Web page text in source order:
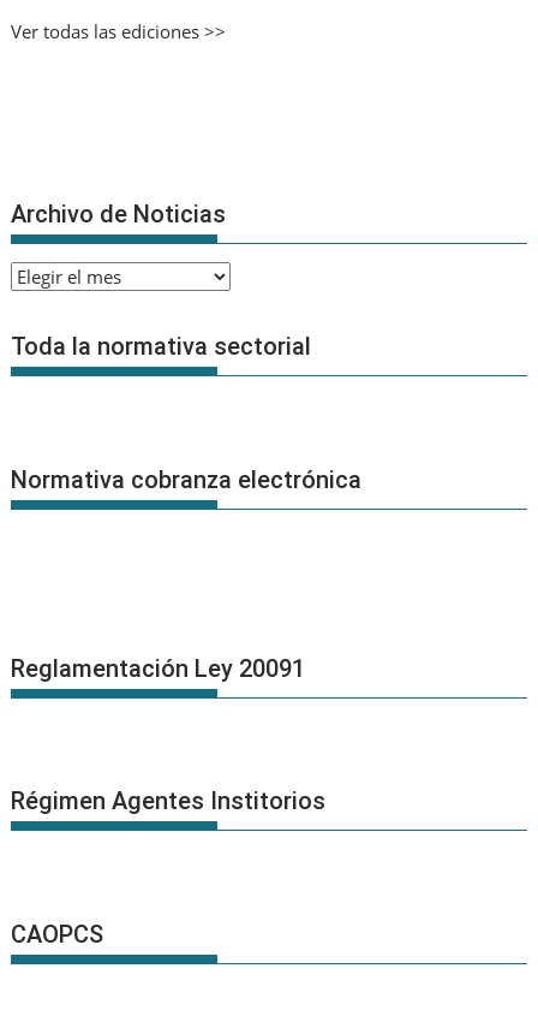
Ver todas las ediciones >>
Archivo de Noticias
Archivo
Noticias
Toda la normativa sectorial
Normativa cobranza electrónica
Reglamentación Ley 20091
Régimen Agentes Institorios
CAOPCS